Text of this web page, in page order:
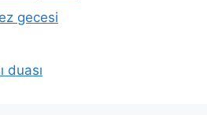
gecesi
duası